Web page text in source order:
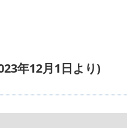
年12月1日より)